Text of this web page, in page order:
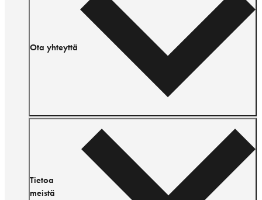
Ota yhteyttä
Tietoa
meistä